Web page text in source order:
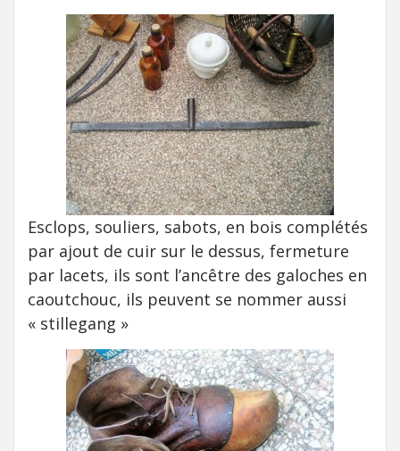
Esclops, souliers, sabots, en bois complétés
par ajout de cuir sur le dessus, fermeture
par lacets, ils sont l’ancêtre des galoches en
caoutchouc, ils peuvent se nommer aussi
« stillegang »